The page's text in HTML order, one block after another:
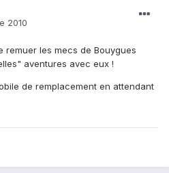
2010
remuer les mecs de Bouygues
aventures avec eux !
de remplacement en attendant